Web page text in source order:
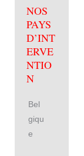
NOS
PAYS
D’INT
ERVE
NTIO
N
Bel
giqu
e